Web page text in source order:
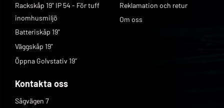
Rackskåp 19" IP 54 - För tuff
inomhusmiljö
Batteriskåp 19"
Väggskåp 19"
Öppna Golvstativ 19"
Reklamation och retur
Om oss
Kontakta oss
Sågvägen 7